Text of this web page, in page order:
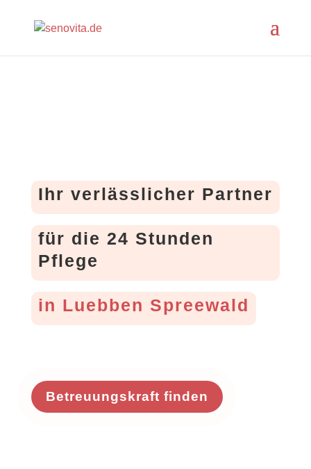
Ihr verlässlicher Partner
für die 24 Stunden
Pflege
in Luebben Spreewald
Betreuungskraft finden